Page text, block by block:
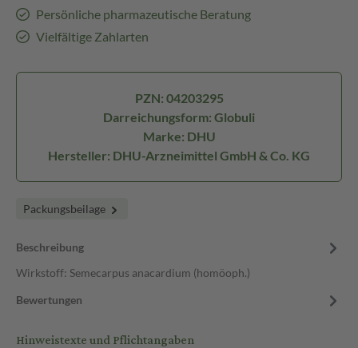
Persönliche pharmazeutische Beratung
Vielfältige Zahlarten
PZN: 04203295
Darreichungsform: Globuli
Marke: DHU
Hersteller: DHU-Arzneimittel GmbH & Co. KG
Packungsbeilage
Beschreibung
Wirkstoff: Semecarpus anacardium (homöoph.)
Bewertungen
Hinweistexte und Pflichtangaben